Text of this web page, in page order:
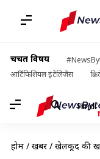
चर्चित विषय
आर्टिफिशियल इंटेलिजेंस
Hindi
होम / खबरें / खेलकूद की